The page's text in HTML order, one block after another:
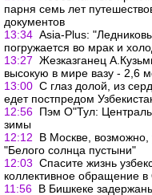
парня семь лет
документов
13:34 Asia-Plus:
погружается во мрак и
13:27 Жезказганец
высокую в мире вазу - 2,6
13:00 С глаз долой, из
едет постпредом
12:56 Пэм O"Тул:
зимы
12:12
В Москве, возможно,
"Белого солнца пустыни"
12:03 Спасите жизнь
коллективное обращение
11:56 В Бишкеке